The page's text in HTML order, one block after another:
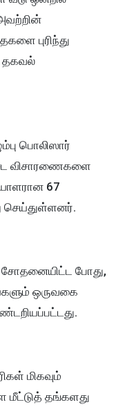
புரிந்து
தகவல்
பொலிஸார்
விசாரணைகளை
67
செய்துள்ளனர்.
சோதனையிட்ட போது,
ஒருவகை
மிகவும்
மீட்டுத் தங்களது